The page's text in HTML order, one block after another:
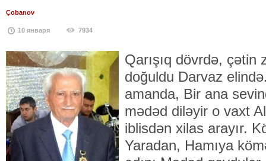
Çobanov
10 января 7934
Qarışıq dövrdə, çətin
doğuldu Darvaz
amanda, Bir ana
mədəd diləyir o vaxt
iblisdən xilas arayır.
Yaradan, Hamıya